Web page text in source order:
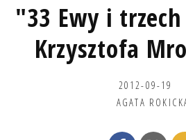
"33 Ewy i
Krzysztofa
2012-09-19
AGATA